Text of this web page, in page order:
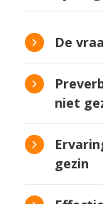
De
In de
vaak
Achter
niet
Anke
(Jeugd
gezin
Het